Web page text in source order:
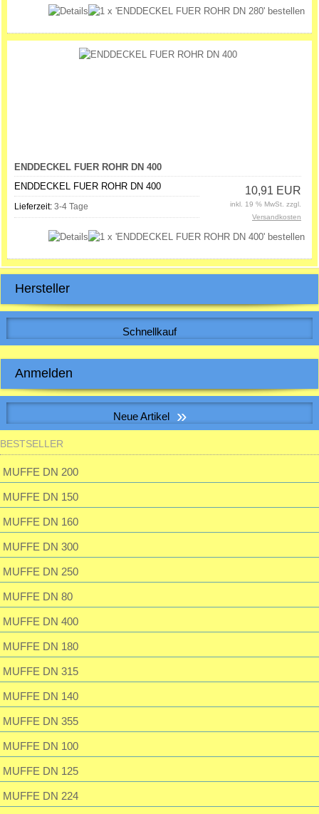
ENDDECKEL FUER ROHR DN 400
ENDDECKEL FUER ROHR DN 400
Lieferzeit: 3-4 Tage
10,91 EUR
inkl. 19 % MwSt. zzgl.
Versandkosten
Hersteller
Schnellkauf
Anmelden
E-Mail-Adresse:
Passwort:
Passwort vergessen?
Neue Artikel »
Muffe f. Erdwärmetauscherrohr inkl. 2 Dichtungen
BESTSELLER
MUFFE DN 200
MUFFE DN 150
MUFFE DN 160
MUFFE DN 300
MUFFE DN 250
MUFFE DN 80
MUFFE DN 400
MUFFE DN 180
MUFFE DN 315
MUFFE DN 140
MUFFE DN 355
MUFFE DN 100
MUFFE DN 125
MUFFE DN 224